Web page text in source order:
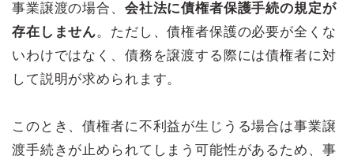
事業譲渡の場合、 会社法に債権者保護手続の規定が
存在しません。ただし、債権者保護の必要が全くな
いわけではなく、債務を譲渡する際には債権者に対
して説明が求められます。
このとき、債権者に不利益が生じうる場合は事業譲
渡手続きが止められてしまう可能性があるため、事